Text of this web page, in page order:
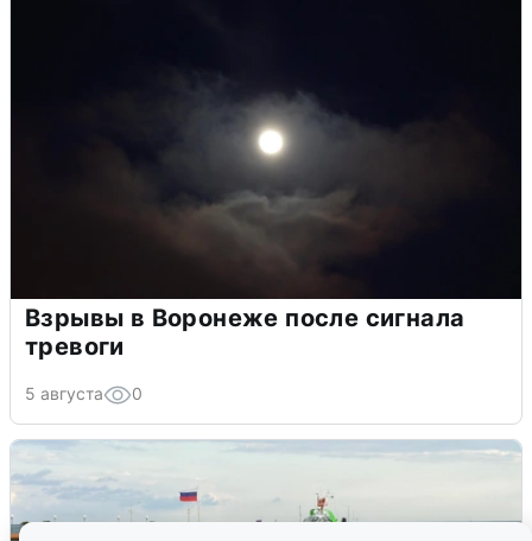
Взрывы в Воронеже после сигнала
тревоги
5 августа 0